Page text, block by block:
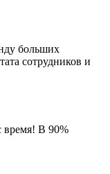
больших
сотрудников и
время! В 90%